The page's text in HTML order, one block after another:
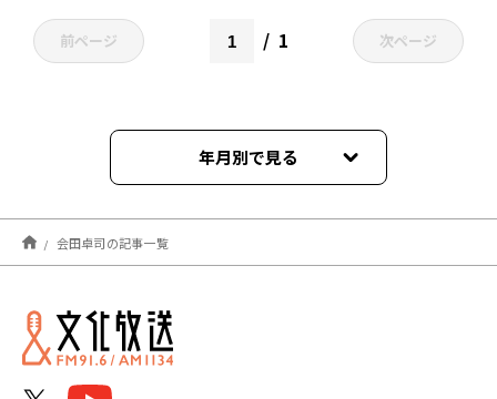
前ページ 1 次ページ
年月別で見る
2026年08月
2026年07月
2026年06月
会田卓司の記事一覧